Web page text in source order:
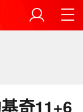
奇11+6